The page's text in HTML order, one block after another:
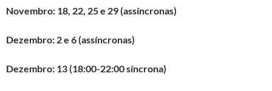
Novembro: 18, 22, 25 e 29 (assíncronas)
Dezembro: 2 e 6 (assíncronas)
Dezembro: 13 (18:00-22:00 síncrona)